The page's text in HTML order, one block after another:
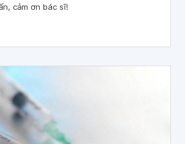
cảm ơn bác sĩ!